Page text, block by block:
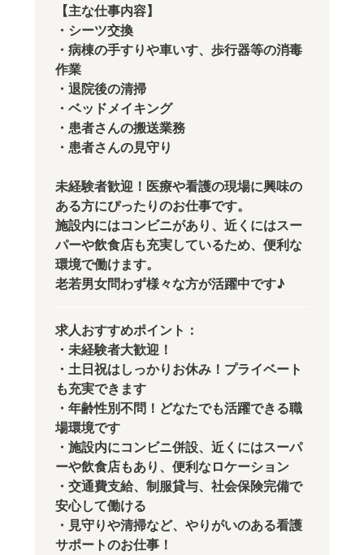
【主な仕事内容】
・シーツ交換
・病棟の手すりや車いす、歩行器等の消毒
作業
・退院後の清掃
・ベッドメイキング
・患者さんの搬送業務
・患者さんの見守り
未経験者歓迎！医療や看護の現場に興味の
ある方にぴったりのお仕事です。
施設内にはコンビニがあり、近くにはスー
パーや飲食店も充実しているため、便利な
環境で働けます。
老若男女問わず様々な方が活躍中です♪
求人おすすめポイント：
・未経験者大歓迎！
・土日祝はしっかりお休み！プライベート
も充実できます
・年齢性別不問！どなたでも活躍できる職
場環境です
・施設内にコンビニ併設、近くにはスーパ
ーや飲食店もあり、便利なロケーション
・交通費支給、制服貸与、社会保険完備で
安心して働ける
・見守りや清掃など、やりがいのある看護
サポートのお仕事！